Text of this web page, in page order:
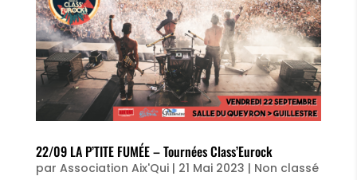
22/09 LA P’TITE FUMÉE – Tournées Class’Eurock
par Association Aix'Qui| 21 Mai 2023 | Non classé